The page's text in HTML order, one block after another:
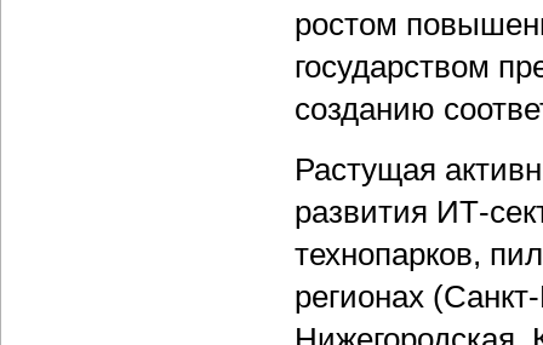
ростом
государством
созданию
Растущая
развития ИТ-
технопарков,
регионах